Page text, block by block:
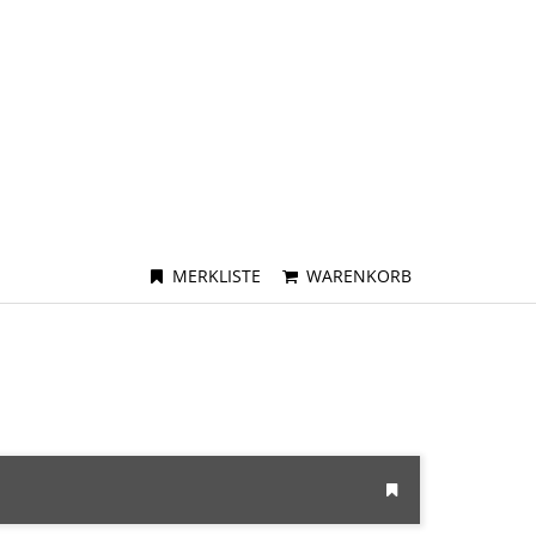
MERKLISTE WARENKORB